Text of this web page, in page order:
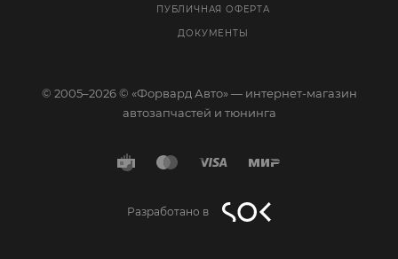
ПУБЛИЧНАЯ ОФЕРТА
ДОКУМЕНТЫ
© 2005–2026 © «Форвард Авто» — интернет-магазин
автозапчастей и тюнинга
Разработано в